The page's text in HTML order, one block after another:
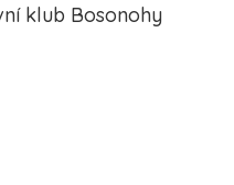
klub Bosonohy